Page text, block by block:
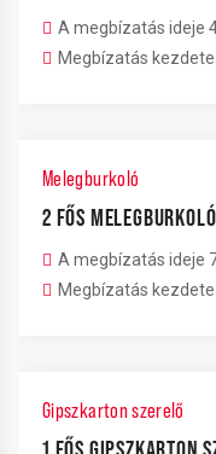
A megbízatás ideje
Megbízatás
Melegburkoló
2 FŐS
A megbízatás ideje
Megbízatás
Gipszkarton szerelő